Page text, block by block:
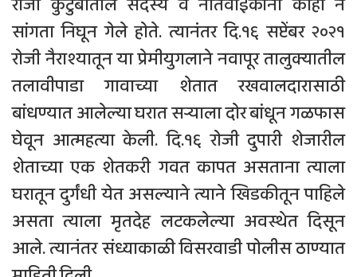
सांगता निघून गेले होते. त्यानंतर दि.१६ सप्टेंबर २०२१
रोजी नैराश्यातून या प्रेमीयुगलाने नवापूर तालुक्यातील
तलावीपाडा गावाच्या शेतात रखवालदारासाठी
बांधण्यात आलेल्या घरात सर्‍याला दोर बांधून गळफास
घेवून आत्महत्या केली. दि.१६ रोजी दुपारी शेजारील
शेताच्या एक शेतकरी गवत कापत असताना त्याला
घरातून दुर्गंधी येत असल्याने त्याने खिडकीतून पाहिले
असता त्याला मृतदेह लटकलेल्या अवस्थेत दिसून
आले. त्यानंतर संध्याकाळी विसरवाडी पोलीस ठाण्यात